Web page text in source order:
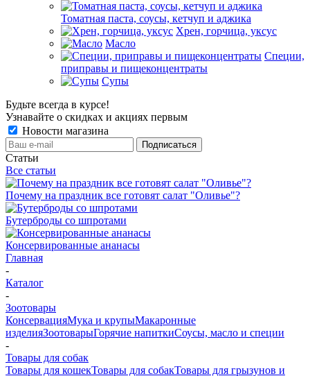
Томатная паста, соусы, кетчуп и аджика
Хрен, горчица, уксус
Масло
Специи,
приправы и пищеконцентраты
Супы
Будьте всегда в курсе!
Узнавайте о скидках и акциях первым
Новости магазина
Статьи
Все статьи
Почему на праздник все готовят салат "Оливье"?
Бутерброды со шпротами
Консервированные ананасы
Главная
-
Каталог
-
Зоотовары
КонсервацияМука и крупыМакаронные
изделияЗоотоварыГорячие напиткиСоусы, масло и специи
-
Товары для собак
Товары для кошекТовары для собакТовары для грызунов и